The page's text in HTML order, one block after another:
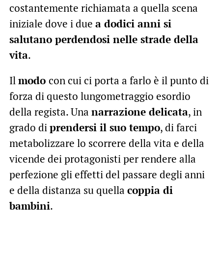
costantemente richiamata a quella scena
iniziale dove i due a dodici anni si
salutano perdendosi nelle strade della
vita.
Ilmodo con cui ci porta a farlo è il punto di
forza di questo lungometraggio esordio
della regista. Una narrazione delicata, in
grado diprendersi il suo tempo, di farci
metabolizzare lo scorrere della vita e della
vicende dei protagonisti per rendere alla
perfezione gli effetti del passare degli anni
e della distanza su quella coppia di
bambini.